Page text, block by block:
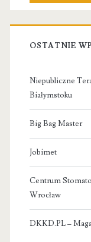
OSTATNIE
Niepubliczne
Białymstoku
Big Bag Master
Jobimet
Centrum
Wrocław
DKKD.PL –